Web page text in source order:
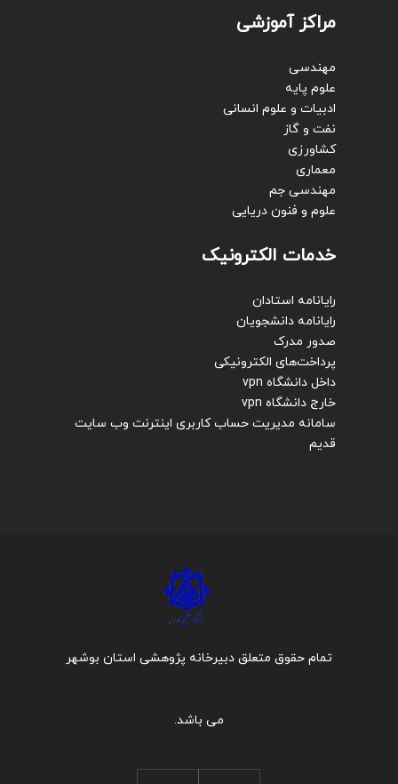
مراکز آموزشی
مهندسی
علوم پایه
ادبیات و علوم انسانی
نفت و گاز
کشاورزی
معماری
مهندسی جم
علوم و فنون دریایی
خدمات الکترونیک
رایانامه استادان
رایانامه دانشجویان
صدور مدرک
پرداخت‌های الکترونیکی
داخل دانشگاه vpn
خارج دانشگاه vpn
سامانه مدیریت حساب کاربری اینترنت وب سایت
قدیم
تمام حقوق متعلق دبیرخانه پژوهشی استان بوشهر
می باشد.